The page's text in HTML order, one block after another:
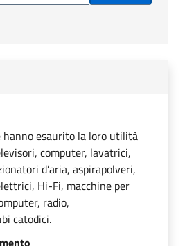
esaurito la loro utilità
computer, lavatrici,
d’aria, aspirapolveri,
Hi-Fi, macchine per
radio,
catodici.